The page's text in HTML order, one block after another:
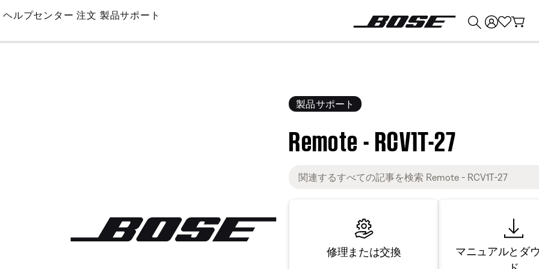
Skip
Main
ヘルプセンター 注文 製品サポート
製品サポート
Remote - RCV1T-27
修理または交換
マニュアルとダ